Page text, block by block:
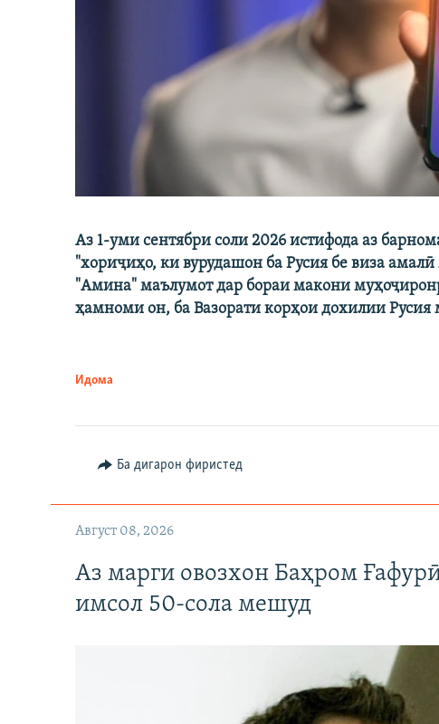
Аз 1-уми сентябри соли 2026 истифода аз
"хориҷиҳо, ки вурудашон ба Русия бе виза
"Амина" маълумот дар бораи макони
ҳамноми он, ба Вазорати корҳои дохилии Русия
Идома
Ба дигарон фиристед
Август 08, 2026
Аз марги овозхон Баҳром
имсол 50-сола мешуд